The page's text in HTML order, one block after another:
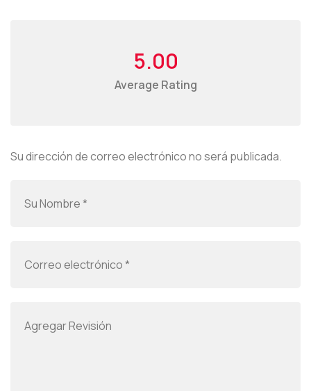
5.00
Average Rating
Su dirección de correo electrónico no será publicada.